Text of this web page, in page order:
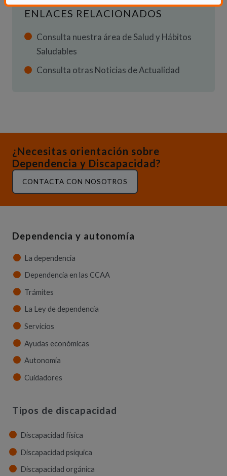
ENLACES RELACIONADOS
Consulta nuestra área de Salud y Hábitos
Saludables
Consulta otras Noticias de Actualidad
¿Necesitas orientación sobre
Dependencia y Discapacidad?
CONTACTA CON NOSOTROS
Dependencia y autonomía
La dependencia
Dependencia en las CCAA
Trámites
La Ley de dependencia
Servicios
Ayudas económicas
Autonomía
Cuidadores
Tipos de discapacidad
Discapacidad física
Discapacidad psíquica
Discapacidad orgánica